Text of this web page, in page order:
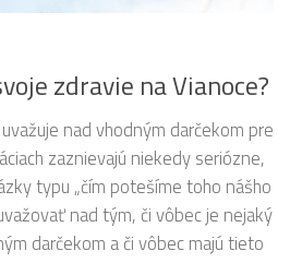
zdravie na Vianoce?
nad vhodným darčekom pre
zaznievajú niekedy seriózne,
typu „čím potešíme toho nášho
nad tým, či vôbec je nejaký
darčekom a či vôbec majú tieto